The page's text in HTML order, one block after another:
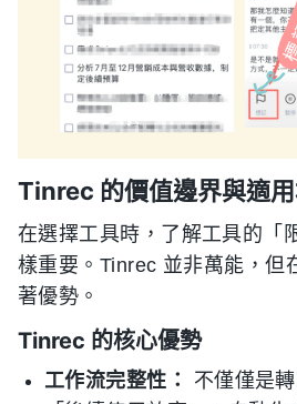
Tinrec 的價值邊界與適
在選擇工具時，了解工具的「
樣重要。Tinrec 並非萬能，但
著優勢。
Tinrec 的核心優勢
工作流完整性：
不僅僅是